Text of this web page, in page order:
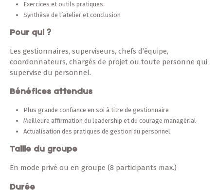
Exercices et outils pratiques
Synthèse de l’atelier et conclusion
Pour qui ?
Les gestionnaires, superviseurs, chefs d’équipe,
coordonnateurs, chargés de projet ou toute personne qui
supervise du personnel.
Bénéfices attendus
Plus grande confiance en soi à titre de gestionnaire
Meilleure affirmation du leadership et du courage managérial
Actualisation des pratiques de gestion du personnel
Taille du groupe
En mode privé ou en groupe (8 participants max.)
Durée